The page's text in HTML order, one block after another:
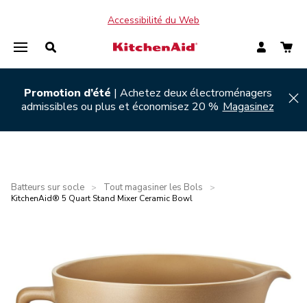
Accessibilité du Web
Promotion d’été | Achetez deux électroménagers
admissibles ou plus et économisez 20 % Magasinez
Batteurs sur socle > Tout magasiner les Bols
>
KitchenAid® 5 Quart Stand Mixer Ceramic Bowl